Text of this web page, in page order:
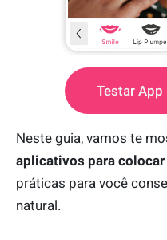
Testar App
Neste guia, vamos te
aplicativos para
práticas para você
natural.